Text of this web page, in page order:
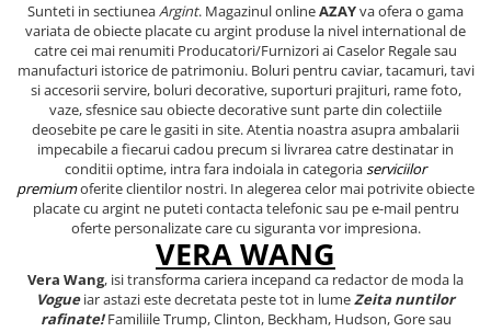
Sunteti in sectiuneaArgint. Magazinul onlineAZAYva ofera o gama
variata de obiecte placate cu argint produse la nivel international de
catre cei mai renumiti Producatori/Furnizori ai Caselor Regale sau
manufacturi istorice de patrimoniu. Boluri pentru caviar, tacamuri, tavi
si accesorii servire, boluri decorative, suporturi prajituri, rame foto,
vaze, sfesnice sau obiecte decorative sunt parte din colectiile
deosebite pe care le gasiti in site. Atentia noastra asupra ambalarii
impecabile a fiecarui cadou precum si livrarea catre destinatar in
conditii optime, intra fara indoiala in categoriaserviciilor
premiumoferite clientilor nostri. In alegerea celor mai potrivite obiecte
placate cu argint ne puteti contacta telefonic sau pe e-mail pentru
oferte personalizate care cu siguranta vor impresiona.
VERA WANG
Vera Wang, isi transforma cariera incepand ca redactor de moda la
Vogueiar astazi este decretata peste tot in lumeZeita nuntilor
rafinate!Familiile Trump, Clinton, Beckham, Hudson, Gore sau